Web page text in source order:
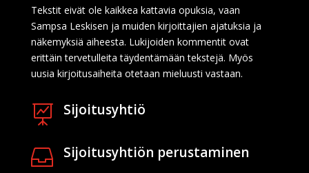
Tekstit eivät ole kaikkea kattavia opuksia, vaan
Sampsa Leskisen ja muiden kirjoittajien ajatuksia ja
näkemyksiä aiheesta. Lukijoiden kommentit ovat
erittäin tervetulleita täydentämään tekstejä. Myös
uusia kirjoitusaiheita otetaan mieluusti vastaan.
 Sijoitusyhtiö
 Sijoitusyhtiön perustaminen